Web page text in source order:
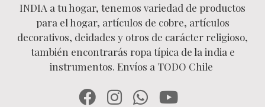
INDIA a tu hogar, tenemos variedad de productos
para el hogar, artículos de cobre, artículos
decorativos, deidades y otros de carácter religioso,
también encontrarás ropa típica de la india e
instrumentos. Envíos a TODO Chile